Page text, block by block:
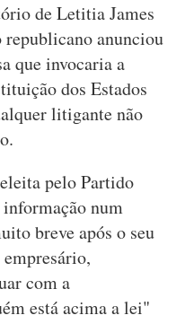
de Letitia James
anunciou
que invocaria a
dos Estados
litigante não
pelo Partido
num
breve após o seu
com a
está acima a lei"